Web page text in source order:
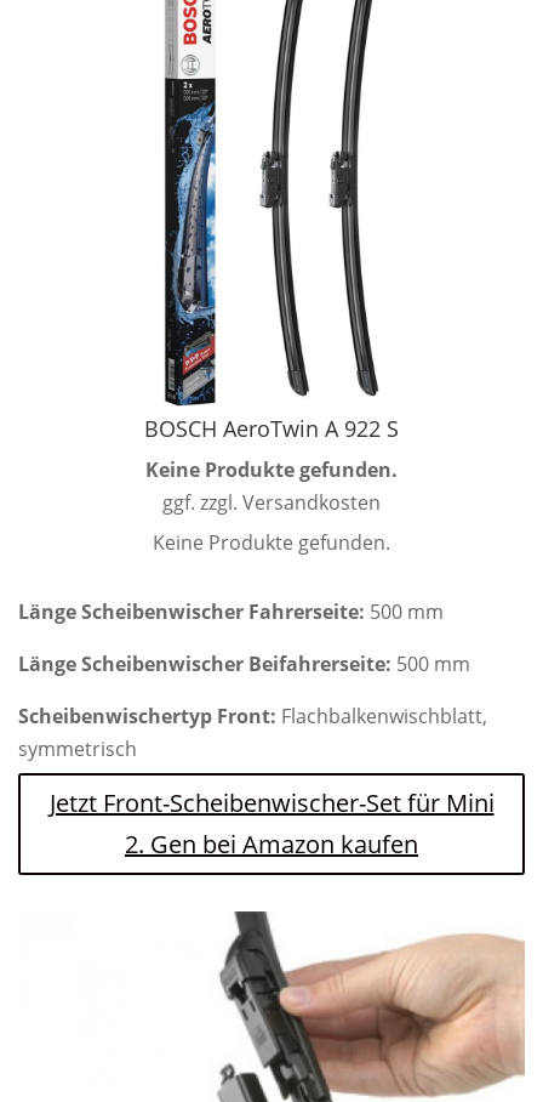
BOSCH AeroTwin A 922 S
Keine Produkte gefunden.
ggf. zzgl. Versandkosten
Keine Produkte gefunden.
Länge Scheibenwischer Fahrerseite: 500 mm
Länge Scheibenwischer Beifahrerseite: 500 mm
Scheibenwischertyp Front: Flachbalkenwischblatt,
symmetrisch
Jetzt Front-Scheibenwischer-Set für Mini
2. Gen bei Amazon kaufen